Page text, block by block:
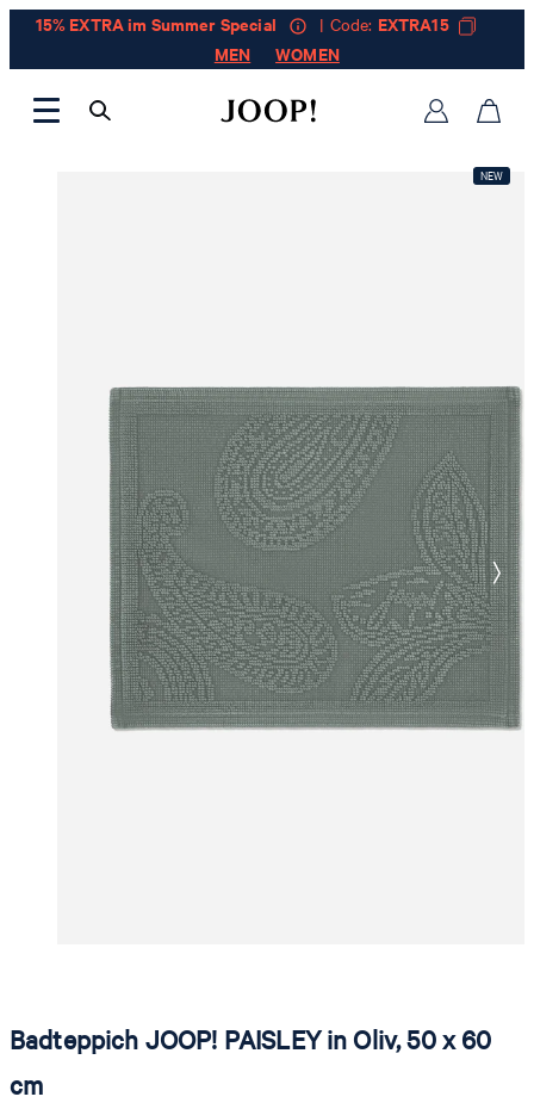
15% EXTRA im Summer Special | Code: EXTRA15
MEN
WOMEN
Badteppich JOOP! PAISLEY in Oliv, 50 x 60
cm